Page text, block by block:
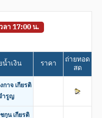
ลา 17:00 น.
น้ำเงิน ราคา ถ่ายทอด
สด
กาจ เกียรติ
ำรูญ
กุน เกียรติ